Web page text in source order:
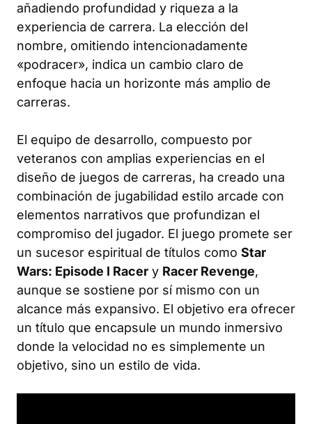
añadiendo profundidad y riqueza a la
experiencia de carrera. La elección del
nombre, omitiendo intencionadamente
«podracer», indica un cambio claro de
enfoque hacia un horizonte más amplio de
carreras.
El equipo de desarrollo, compuesto por
veteranos con amplias experiencias en el
diseño de juegos de carreras, ha creado una
combinación de jugabilidad estilo arcade con
elementos narrativos que profundizan el
compromiso del jugador. El juego promete ser
un sucesor espiritual de títulos como Star
Wars: Episode I Racer y Racer Revenge,
aunque se sostiene por sí mismo con un
alcance más expansivo. El objetivo era ofrecer
un título que encapsule un mundo inmersivo
donde la velocidad no es simplemente un
objetivo, sino un estilo de vida.